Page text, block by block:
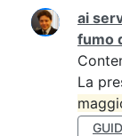
ai
fumo
La